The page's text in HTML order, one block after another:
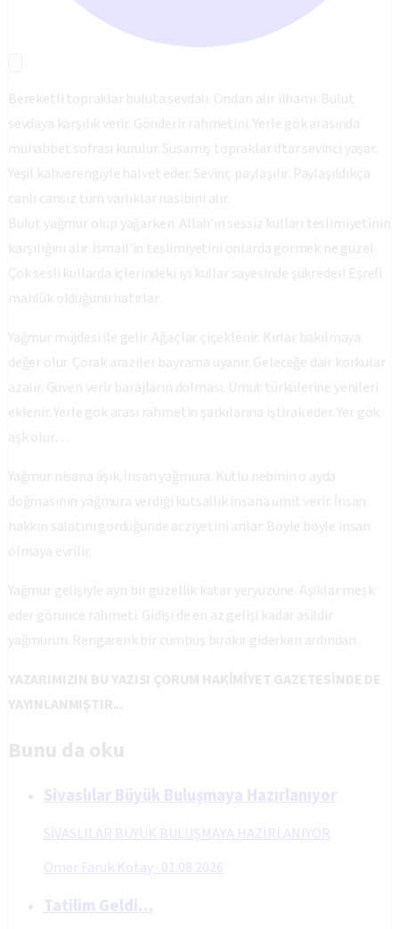
Bereketli topraklar buluta sevdalı. Ondan alır ilhamı. Bulut
sevdaya karşılık verir. Gönderir rahmetini. Yerle gök arasında
muhabbet sofrası kurulur. Susamış topraklar iftar sevinci yaşar.
Yeşil kahverengiyle halvet eder. Sevinç paylaşılır. Paylaşıldıkça
canlı cansız tüm varlıklar nasibini alır.
Bulut yağmur olup yağarken. Allah'ın sessiz kulları teslimiyetinin
karşılığını alır. İsmail'in teslimiyetini onlarda görmek ne güzel.
Çok sesli kullarda içlerindeki iyi kullar sayesinde şükreder! Eşrefi
mahlûk olduğunu hatırlar.
Yağmur müjdesi ile gelir. Ağaçlar çiçeklenir. Kırlar bakılmaya
değer olur. Çorak araziler bayrama uyanır. Geleceğe dair korkular
azalır. Güven verir barajların dolması. Umut türkülerine yenileri
eklenir. Yerle gök arası rahmetin şarkılarına iştirak eder. Yer gök
aşk olur…
Yağmur nisana âşık. İnsan yağmura. Kutlu nebinin o ayda
doğmasının yağmura verdiği kutsallık insana ümit verir. İnsan
hakkın salatını gördüğünde acziyetini anlar. Böyle böyle insan
olmaya evrilir.
Yağmur gelişiyle ayrı bir güzellik katar yeryüzüne. Aşıklar meşk
eder görünce rahmeti. Gidişi de en az gelişi kadar asildir
yağmurun. Rengarenk bir cümbüş bırakır giderken ardından.
YAZARIMIZIN BU YAZISI ÇORUM HAKİMİYET GAZETESİNDE DE
YAYINLANMIŞTIR...
Bunu da oku
Sivaslılar Büyük Buluşmaya Hazırlanıyor
SİVASLILAR BÜYÜK BULUŞMAYA HAZIRLANIYOR
Ömer Faruk Kotay· 01.08.2026
Tatilim Geldi…